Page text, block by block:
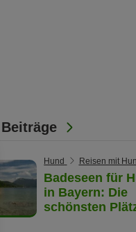
Hund Reisen mit
Badeseen für
in Bayern: Die
schönsten